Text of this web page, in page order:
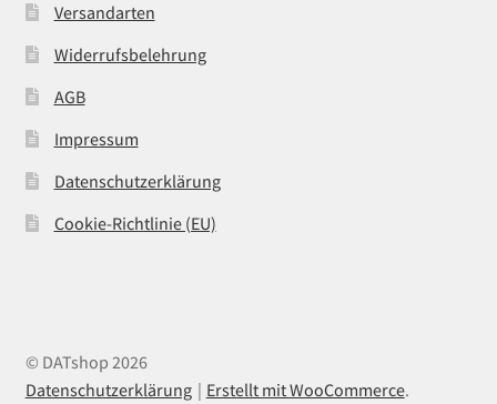
Versandarten
Widerrufsbelehrung
AGB
Impressum
Datenschutzerklärung
Cookie-Richtlinie (EU)
© DATshop 2026
Datenschutzerklärung
Erstellt mit WooCommerce.